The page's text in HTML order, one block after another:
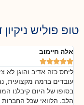
טופ פוליש
אלה חיימוב





ליחס כזה אדיב והוגן לא
עובדים ברמה מקצועית,
בסופו של היום קיבלנו
הלב. הלוואי שכל החברות